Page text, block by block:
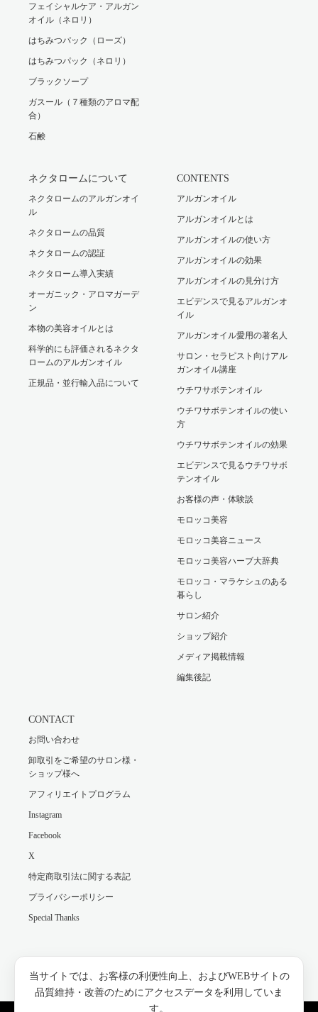
フェイシャルケア・アルガン
オイル（ネロリ）
はちみつパック（ローズ）
はちみつパック（ネロリ）
ブラックソープ
ガスール（７種類のアロマ配
合）
石鹸
ネクタロームについて
ネクタロームのアルガンオイ
ル
ネクタロームの品質
ネクタロームの認証
ネクタローム導入実績
オーガニック・アロマガーデ
ン
本物の美容オイルとは
科学的にも評価されるネクタ
ロームのアルガンオイル
正規品・並行輸入品について
CONTENTS
アルガンオイル
アルガンオイルとは
アルガンオイルの使い方
アルガンオイルの効果
アルガンオイルの見分け方
エビデンスで見るアルガンオ
イル
アルガンオイル愛用の著名人
サロン・セラピスト向けアル
ガンオイル講座
ウチワサボテンオイル
ウチワサボテンオイルの使い
方
ウチワサボテンオイルの効果
エビデンスで見るウチワサボ
テンオイル
お客様の声・体験談
モロッコ美容
モロッコ美容ニュース
モロッコ美容ハーブ大辞典
モロッコ・マラケシュのある
暮らし
サロン紹介
ショップ紹介
メディア掲載情報
編集後記
CONTACT
お問い合わせ
卸取引をご希望のサロン様・
ショップ様へ
アフィリエイトプログラム
Instagram
Facebook
X
特定商取引法に関する表記
プライバシーポリシー
Special Thanks
当サイトでは、お客様の利便性向上、およびWEBサイトの
品質維持・改善のためにアクセスデータを利用していま
す。